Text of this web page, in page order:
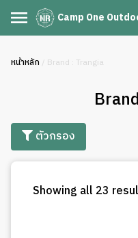
Camp One
หน้าหลัก / Brand : Trangia
ตัวกรอง
Showing all 23